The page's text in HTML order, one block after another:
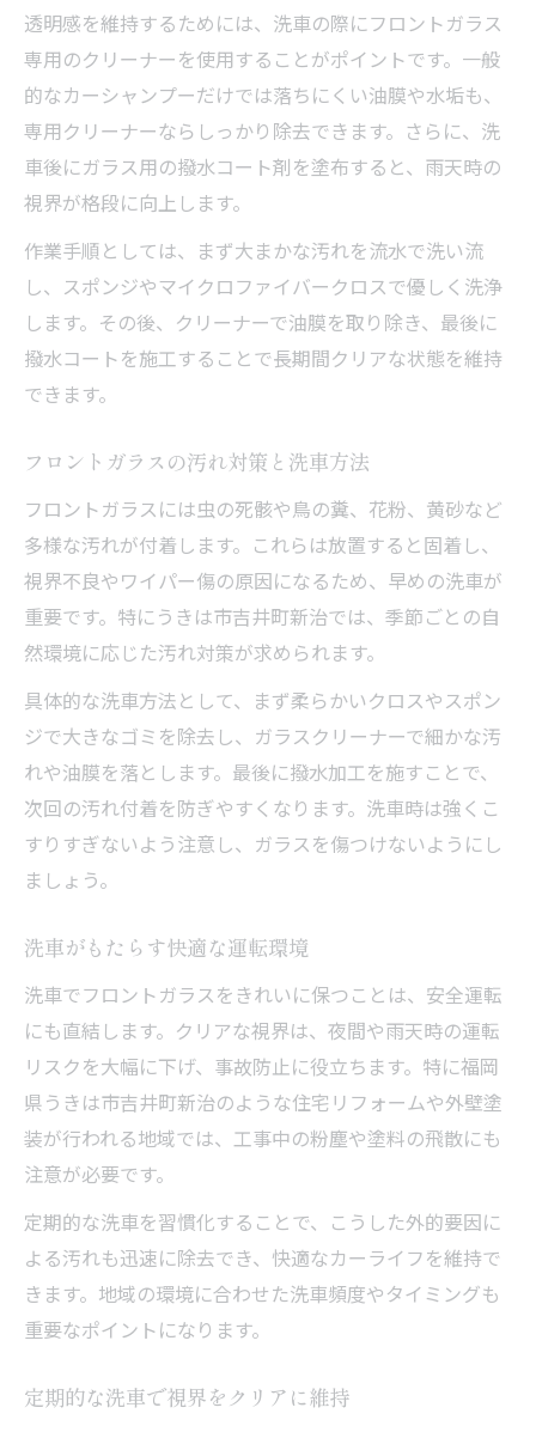
補助金活用時も洗車で車の価値維持
フロントガラスを輝かせる日常ケア方法
日々の洗車でフロントガラスを美しく
簡単な洗車習慣で輝きが長持ちする理由
洗車を続けることで得られる視界の安全
洗車用アイテム選びでフロントガラス強化
洗車のちょっとした工夫でプロ並みの仕上
げ
洗車から始める快適カーライフのすすめ
洗車が快適なカーライフの第一歩となる理
洗車習慣で長く愛車を美しく保つ秘訣
洗車で車内外の快適性を維持する方法
洗車の継続がドライブの安心につながる
洗車から広がる豊かなカーライフの魅力
透明感を維持するためには、洗車の際にフロントガラス
専用のクリーナーを使用することがポイントです。一般
的なカーシャンプーだけでは落ちにくい油膜や水垢も、
専用クリーナーならしっかり除去できます。さらに、洗
車後にガラス用の撥水コート剤を塗布すると、雨天時の
視界が格段に向上します。
作業手順としては、まず大まかな汚れを流水で洗い流
し、スポンジやマイクロファイバークロスで優しく洗浄
します。その後、クリーナーで油膜を取り除き、最後に
撥水コートを施工することで長期間クリアな状態を維持
できます。
フロントガラスの汚れ対策と洗車方法
フロントガラスには虫の死骸や鳥の糞、花粉、黄砂など
多様な汚れが付着します。これらは放置すると固着し、
視界不良やワイパー傷の原因になるため、早めの洗車が
重要です。特にうきは市吉井町新治では、季節ごとの自
然環境に応じた汚れ対策が求められます。
具体的な洗車方法として、まず柔らかいクロスやスポン
ジで大きなゴミを除去し、ガラスクリーナーで細かな汚
れや油膜を落とします。最後に撥水加工を施すことで、
次回の汚れ付着を防ぎやすくなります。洗車時は強くこ
すりすぎないよう注意し、ガラスを傷つけないようにし
ましょう。
洗車がもたらす快適な運転環境
洗車でフロントガラスをきれいに保つことは、安全運転
にも直結します。クリアな視界は、夜間や雨天時の運転
リスクを大幅に下げ、事故防止に役立ちます。特に福岡
県うきは市吉井町新治のような住宅リフォームや外壁塗
装が行われる地域では、工事中の粉塵や塗料の飛散にも
注意が必要です。
定期的な洗車を習慣化することで、こうした外的要因に
よる汚れも迅速に除去でき、快適なカーライフを維持で
きます。地域の環境に合わせた洗車頻度やタイミングも
重要なポイントになります。
定期的な洗車で視界をクリアに維持